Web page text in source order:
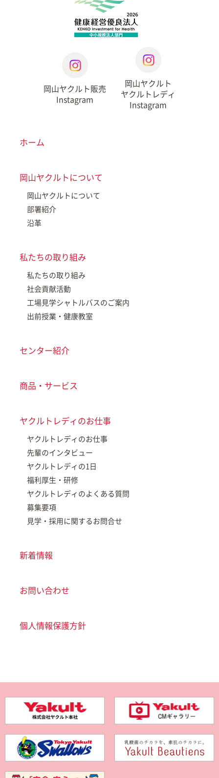
岡山ヤクルト販売
Instagram
岡山ヤクルト
ヤクルトレディ
Instagram
ホーム
岡山ヤクルトについて
岡山ヤクルトについて
部署紹介
沿革
私たちの取り組み
私たちの取り組み
社会貢献活動
工場見学シャトルバスのご案内
出前授業・健康教室
センター紹介
商品・サービス
ヤクルトレディのお仕事
ヤクルトレディのお仕事
先輩のインタビュー
ヤクルトレディの1日
福利厚生・研修
ヤクルトレディのよくある質問
募集要項
見学・採用に関するお問合せ
新着情報
お問い合わせ
個人情報保護方針